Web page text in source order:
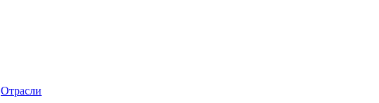
Отрасли